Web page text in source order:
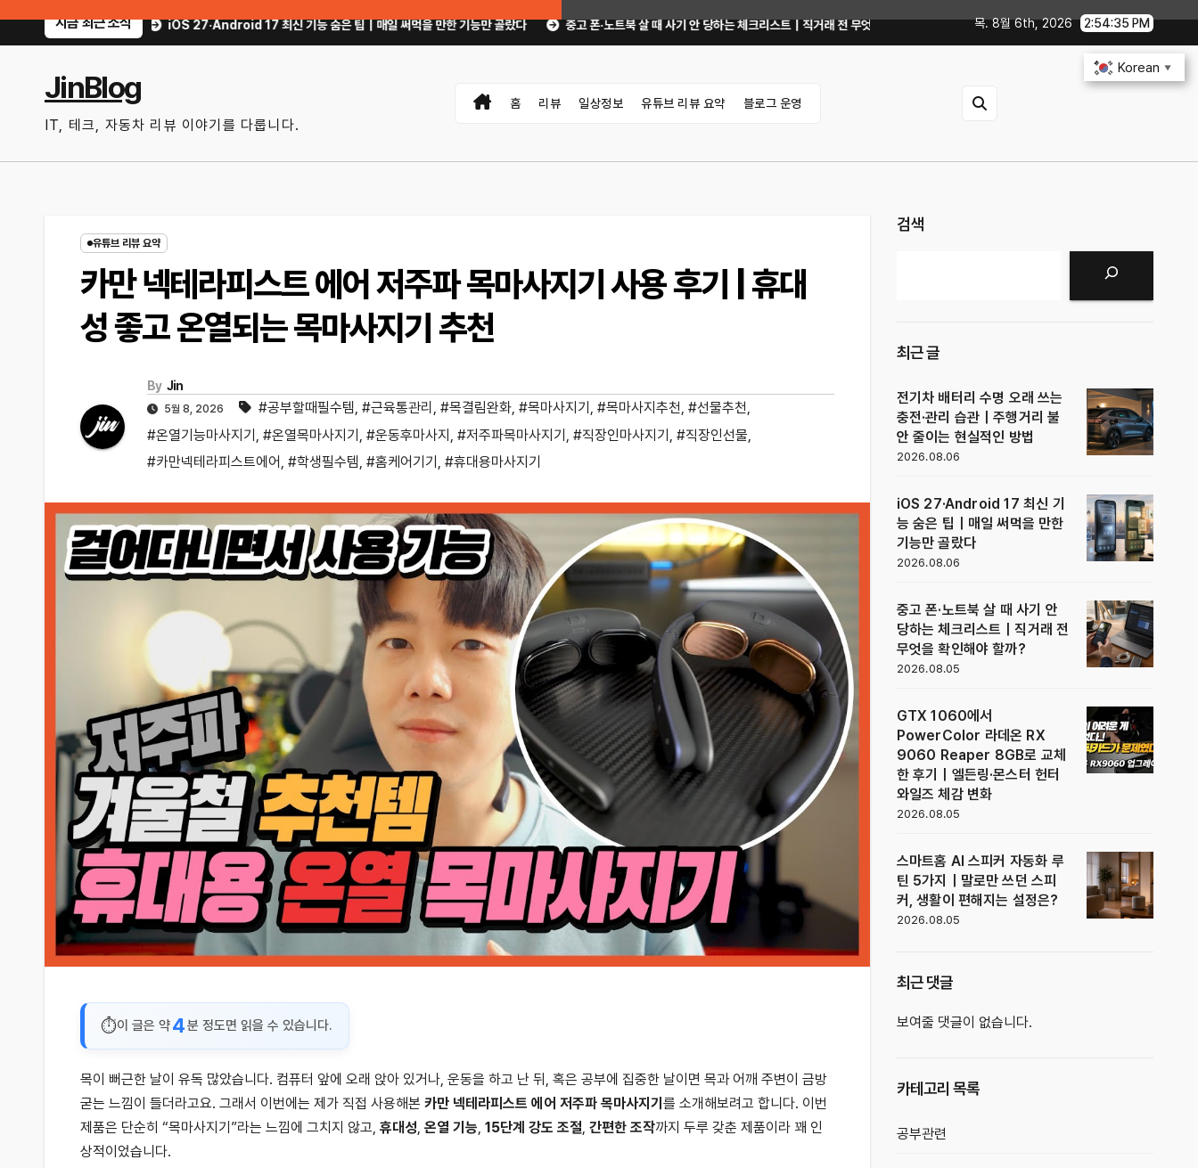
지금 최근 소식
iOS 27·Android 17 최신 기능 숨은 팁｜매일 써먹을 만한 기능만 골랐다 중고 폰·노트북 살 때 사기 안 당하는 체크리스트｜직거래 전 무엇을 확인해야 할까? GTX 1060에서 PowerColor 라데온 RX 9060 Reaper 8GB
목. 8월 6th, 2026 2:54:37 PM
JinBlog
IT, 테크, 자동차 리뷰 이야기를 다룹니다.
홈 리뷰 일상정보 유튜브 리뷰 요약 블로그 운영
유튜브 리뷰 요약
카만 넥테라피스트 에어 저주파 목마사지기 사용 후기 | 휴대
성 좋고 온열되는 목마사지기 추천
By Jin
5월 8, 2026 #공부할때필수템, #근육통관리 , #목결림완화, #목마사지기 , #목마사지추천, #선물추천,
#온열기능마사지기 , #온열목마사지기 , #운동후마사지 , #저주파목마사지기 , #직장인마사지기 , #직장인선물,
#카만넥테라피스트에어 , #학생필수템, #홈케어기기 , #휴대용마사지기
이 글은 약4분 정도면 읽을 수 있습니다.
목이 뻐근한 날이 유독 많았습니다. 컴퓨터 앞에 오래 앉아 있거나, 운동을 하고 난 뒤, 혹은 공부에 집중한 날이면 목과 어깨 주변이 금방
굳는 느낌이 들더라고요. 그래서 이번에는 제가 직접 사용해본 카만 넥테라피스트 에어 저주파 목마사지기 를 소개해보려고 합니다. 이번
제품은 단순히 “목마사지기”라는 느낌에 그치지 않고, 휴대성, 온열 기능, 15단계 강도 조절, 간편한 조작까지 두루 갖춘 제품이라 꽤 인
상적이었습니다.
검색
최근 글
전기차 배터리 수명 오래 쓰는
충전·관리 습관｜주행거리 불
안 줄이는 현실적인 방법
2026.08.06
iOS 27·Android 17 최신 기
능 숨은 팁｜매일 써먹을 만한
기능만 골랐다
2026.08.06
중고 폰·노트북 살 때 사기 안
당하는 체크리스트｜직거래 전
무엇을 확인해야 할까?
2026.08.05
GTX 1060에서
PowerColor 라데온 RX
9060 Reaper 8GB로 교체
한 후기｜엘든링·몬스터 헌터
와일즈 체감 변화
2026.08.05
스마트홈 AI 스피커 자동화 루
틴 5가지｜말로만 쓰던 스피
커, 생활이 편해지는 설정은?
2026.08.05
최근 댓글
보여줄 댓글이 없습니다.
카테고리 목록
공부관련
Korean ▼